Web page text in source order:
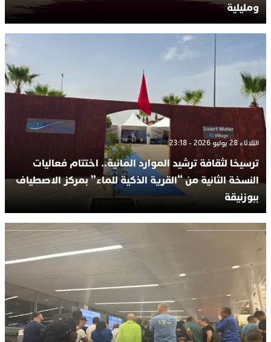
ومليلية
الثلاثاء 28 يوليو 2026 - 23:18
ترسيخا لثقافة ترشيد الموارد المائية.. اختتام فعاليات
النسخة الثانية من “القرية الذكية للماء” بمركز الاصطياف
ببوزنيقة